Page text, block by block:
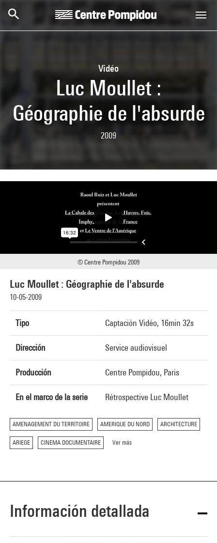
Vidéo
Luc Moullet :
Géographie de l'absurde
2009
Luc Moullet : Géographie de l'absurde
10-05-2009
Tipo Captación Vidéo, 16min 32s
Dirección Service audiovisuel
Producción Centre Pompidou, Paris
En el marco de la serie Rétrospective Luc Moullet
AMENAGEMENT DU TERRITOIRE AMERIQUE DU NORD ARCHITECTURE
ARIEGE CINEMA DOCUMENTAIRE Ver más
© Centre Pompidou 2009
Información detallada